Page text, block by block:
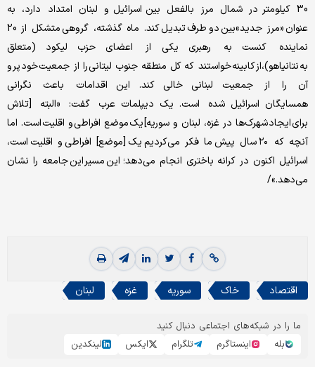
30 کیلومتر در شمال مرز بالفعل بین اسرائیل و لبنان امتداد دارد، به
عنوان «مرز جدید»بین دو طرف تبدیل کند. ماه گذشته، گروهی متشکل از 20
نماینده کنست به رهبری یکی از اعضای حزب لیکود (متعلق
به نتانیاهو)،از کابینه خواستند که کل منطقه جنوب لیتانی را از جمعیت خود پر و
آن را از جمعیت لبنانی خالی کند. این اقدامات باعث نگرانی
همسایگان اسرائیل شده است. یک دیپلمات عرب گفت: «البته [تلاش
برای ایجاد شهرک‌ها در غزه، لبنان و سوریه] یک موضع افراطی و اقلیت است. اما
آنچه که ۲۰ سال پیش ما فکر می‌کردیم یک [موضع] افراطی و اقلیت است،
اسرائیل اکنون در کرانه باختری انجام می‌دهد؛ این مسیر این جامعه را نشان
می‌دهد.»/
اقتصاد خاک سوریه غزه لبنان
ما را در شبکه‌های اجتماعی دنبال کنید
بله
اینستاگرم تلگرام ایکس لینکدین